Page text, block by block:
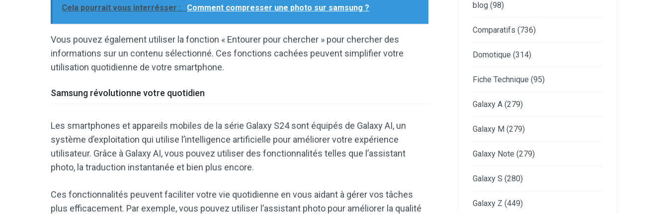
Cela pourrait vous interrésser : Comment compresser une photo sur samsung ?
Vous pouvez également utiliser la fonction « Entourer pour chercher » pour chercher des
informations sur un contenu sélectionné. Ces fonctions cachées peuvent simplifier votre
utilisation quotidienne de votre smartphone.
Samsung révolutionne votre quotidien
Les smartphones et appareils mobiles de la série Galaxy S24 sont équipés de Galaxy AI, un
système d’exploitation qui utilise l’intelligence artificielle pour améliorer votre expérience
utilisateur. Grâce à Galaxy AI, vous pouvez utiliser des fonctionnalités telles que l’assistant
photo, la traduction instantanée et bien plus encore.
Ces fonctionnalités peuvent faciliter votre vie quotidienne en vous aidant à gérer vos tâches
plus efficacement. Par exemple, vous pouvez utiliser l’assistant photo pour améliorer la qualité
blog (98)
Comparatifs (736)
Domotique (314)
Fiche Technique (95)
Galaxy A (279)
Galaxy M (279)
Galaxy Note (279)
Galaxy S (280)
Galaxy Z (449)